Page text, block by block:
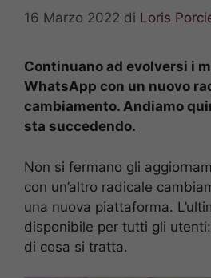
16 Marzo 2022 di Loris
Continuano ad evolversi i
WhatsApp con un nuovo
cambiamento. Andiamo
sta succedendo.
Non si fermano gli
con un’altro radicale
una nuova piattaforma.
disponibile per tutti gli
di cosa si tratta.